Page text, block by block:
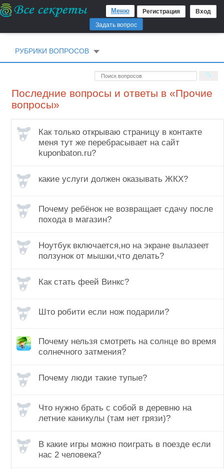
Регистрация Вход
Меню
Задать вопрос
РУБРИКИ ВОПРОСОВ
Последние вопросы и ответы в «Прочие
вопросы»
Как только открываю страницу в контакте
меня тут же перебрасывает на сайт
kuponbaton.ru?
какие услуги должен оказывать ЖКХ?
Почему ребёнок не возвращает сдачу после
похода в магазин?
Ноутбук включается,но на экране вылазеет
ползунок от мышки,что делать?
Как стать феей Винкс?
Што робити если нож подарили?
Почему нельзя смотреть на солнце во время
солнечного затмения?
Почему люди такие тупые?
Что нужно брать с собой в деревню на
летние каникулы (там нет грязи)?
В какие игры можно поиграть в поезде если
нас 2 человека?